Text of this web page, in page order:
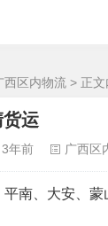
西区内物流 > 正文
货运
3年前 广西区
南、大安、蒙